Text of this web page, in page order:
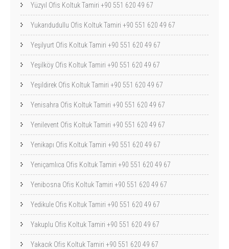
Yüzyıl Ofis Koltuk Tamiri +90 551 620 49 67
Yukarıdudullu Ofis Koltuk Tamiri +90 551 620 49 67
Yeşilyurt Ofis Koltuk Tamiri +90 551 620 49 67
Yeşilköy Ofis Koltuk Tamiri +90 551 620 49 67
Yeşildirek Ofis Koltuk Tamiri +90 551 620 49 67
Yenisahra Ofis Koltuk Tamiri +90 551 620 49 67
Yenilevent Ofis Koltuk Tamiri +90 551 620 49 67
Yenikapı Ofis Koltuk Tamiri +90 551 620 49 67
Yeniçamlıca Ofis Koltuk Tamiri +90 551 620 49 67
Yenibosna Ofis Koltuk Tamiri +90 551 620 49 67
Yedikule Ofis Koltuk Tamiri +90 551 620 49 67
Yakuplu Ofis Koltuk Tamiri +90 551 620 49 67
Yakacık Ofis Koltuk Tamiri +90 551 620 49 67